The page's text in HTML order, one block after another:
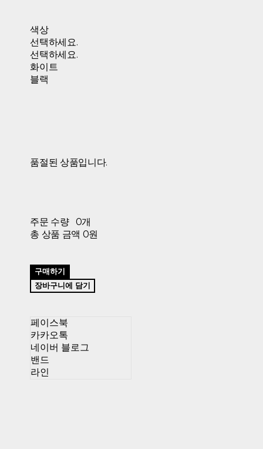
색상
선택하세요.
선택하세요.
화이트
블랙
품절된 상품입니다.
주문 수량
0개
총 상품 금액 0원
구매하기
장바구니에 담기
페이스북
카카오톡
네이버 블로그
밴드
라인